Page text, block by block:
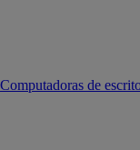
Computadoras de